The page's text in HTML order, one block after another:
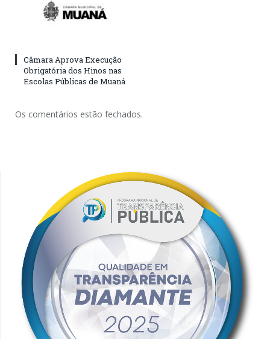
Câmara Aprova Execução
Obrigatória dos Hinos nas
Escolas Públicas de Muaná
Os comentários estão fechados.